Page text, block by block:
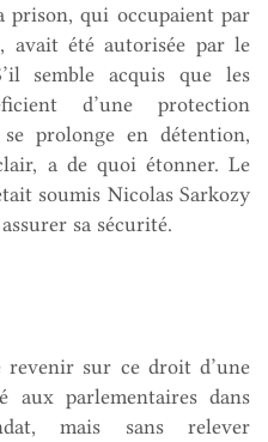
prison, qui occupaient par
avait été autorisée par le
semble acquis que les
d’une protection
prolonge en détention,
a de quoi étonner. Le
soumis Nicolas Sarkozy
sa sécurité.
revenir sur ce droit d’une
aux parlementaires dans
mais sans relever